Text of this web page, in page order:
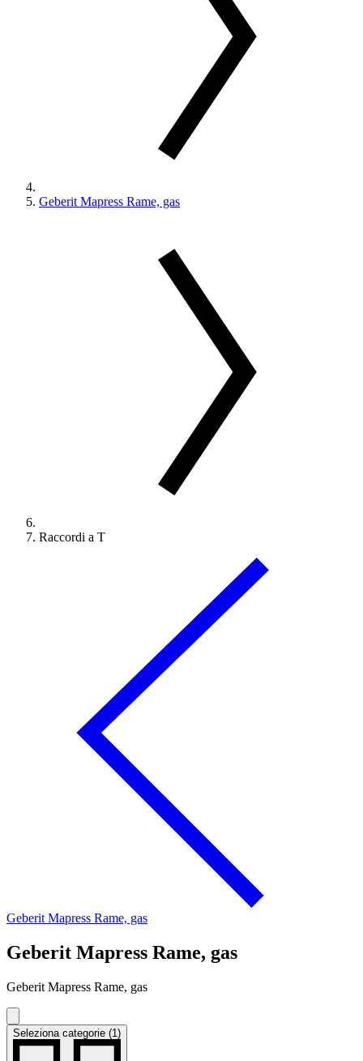
Geberit Mapress Rame, gas
Raccordi a T
Geberit Mapress Rame, gas
Geberit Mapress Rame, gas
Geberit Mapress Rame, gas
Seleziona categorie (1)